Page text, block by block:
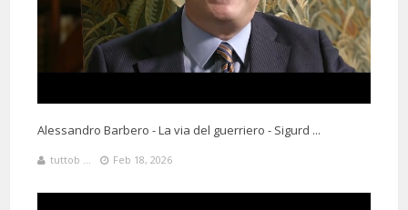
Alessandro Barbero - La via del guerriero - Sigurd ...
tuttob ... Feb 18, 2026